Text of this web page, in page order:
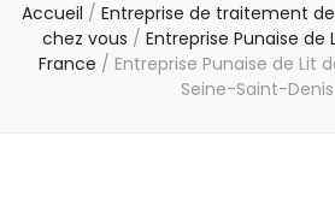
Accueil / Entreprise de traitement
chez vous / Entreprise Punaise
France / Entreprise Punaise de Lit
Seine-Saint-